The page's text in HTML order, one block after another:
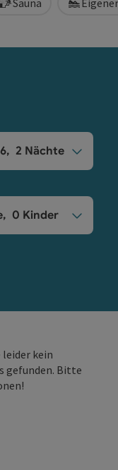
Sauna
, 2 Nächte
, 0 Kinder
leider kein
gefunden. Bitte